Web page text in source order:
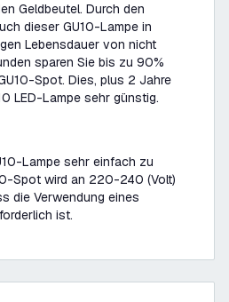
Geldbeutel. Durch den
dieser GU10-Lampe in
Lebensdauer von nicht
sparen Sie bis zu 90%
Spot. Dies, plus 2 Jahre
LED-Lampe sehr günstig.
Lampe sehr einfach zu
Spot wird an 220-240 (Volt)
die Verwendung eines
ist.